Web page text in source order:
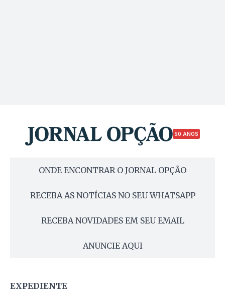
50 ANOS
ONDE ENCONTRAR O JORNAL OPÇÃO
RECEBA AS NOTÍCIAS NO SEU WHATSAPP
RECEBA NOVIDADES EM SEU EMAIL
ANUNCIE AQUI
EXPEDIENTE